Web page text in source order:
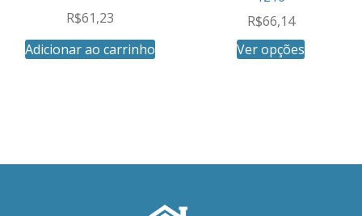
R$61,23
Adicionar ao carrinho
R$66,14
Ver opções